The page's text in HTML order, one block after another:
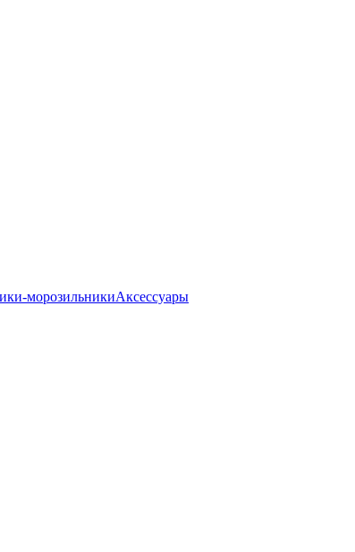
морозильникиАксессуары